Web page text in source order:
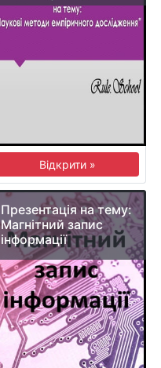
Відкрити »
Презентація на тему:
Магнітний запис
інформації